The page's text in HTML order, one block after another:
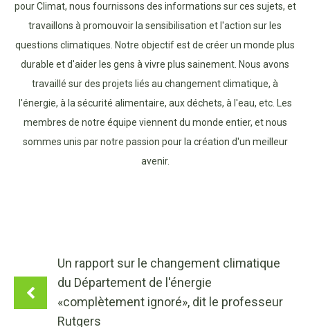
pour Climat, nous fournissons des informations sur ces sujets, et
travaillons à promouvoir la sensibilisation et l'action sur les
questions climatiques. Notre objectif est de créer un monde plus
durable et d'aider les gens à vivre plus sainement. Nous avons
travaillé sur des projets liés au changement climatique, à
l'énergie, à la sécurité alimentaire, aux déchets, à l'eau, etc. Les
membres de notre équipe viennent du monde entier, et nous
sommes unis par notre passion pour la création d'un meilleur
avenir.
Un rapport sur le changement climatique
du Département de l'énergie
«complètement ignoré», dit le professeur
Rutgers